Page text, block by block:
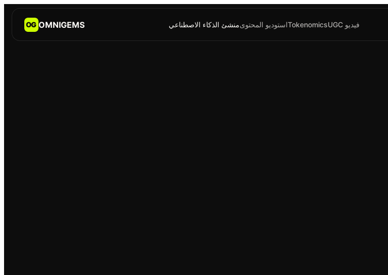
OG OMNIGEMS منشئ الذكاء الاصطناعياستوديو المحتوىTokenomics UGC فيديو